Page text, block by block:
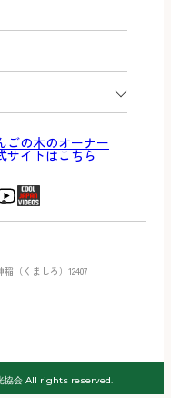
（くましろ）12407
協会 All rights reserved.